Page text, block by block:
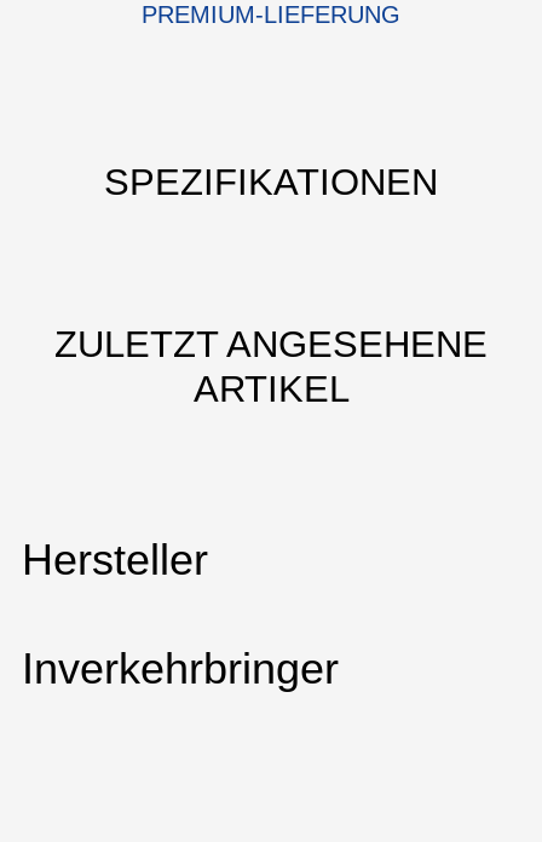
PREMIUM-LIEFERUNG
SPEZIFIKATIONEN
ZULETZT ANGESEHENE
ARTIKEL
Hersteller
Inverkehrbringer